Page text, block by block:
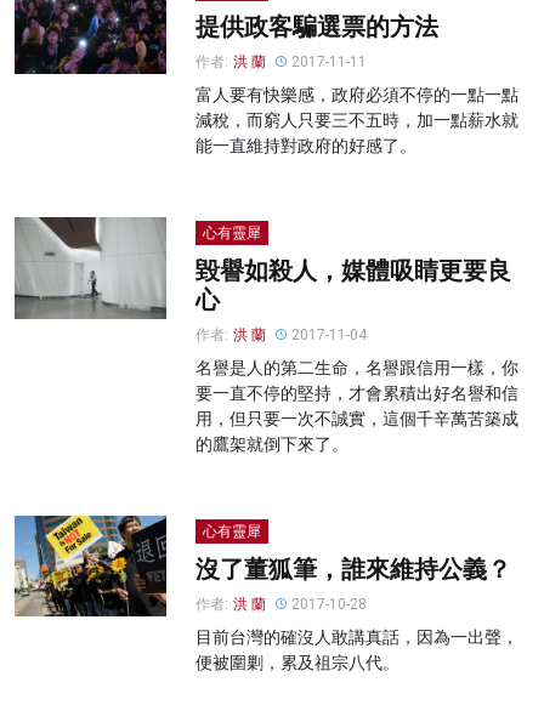
提供政客騙選票的方法
作者: 洪 蘭 2017-11-11
富人要有快樂感，政府必須不停的一點一點
減稅，而窮人只要三不五時，加一點薪水就
能一直維持對政府的好感了。
心有靈犀
毀譽如殺人，媒體吸睛更要良
心
作者: 洪 蘭 2017-11-04
名譽是人的第二生命，名譽跟信用一樣，你
要一直不停的堅持，才會累積出好名譽和信
用，但只要一次不誠實，這個千辛萬苦築成
的鷹架就倒下來了。
心有靈犀
沒了董狐筆，誰來維持公義？
作者: 洪 蘭 2017-10-28
目前台灣的確沒人敢講真話，因為一出聲，
便被圍剿，累及祖宗八代。